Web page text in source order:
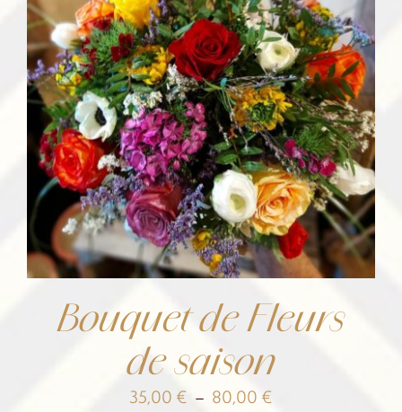
Bouquet de Fleurs
de saison
35,00 € – 80,00 €